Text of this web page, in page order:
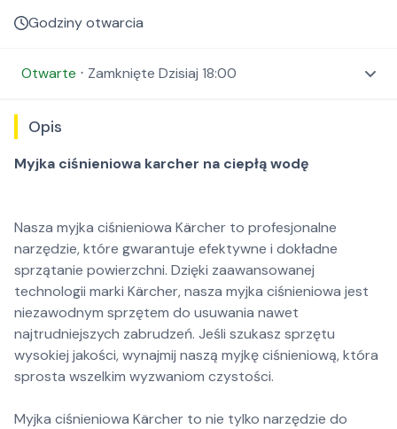
Godziny otwarcia
Otwarte ⋅ Zamknięte Dzisiaj 18:00
Opis
Myjka ciśnieniowa karcher na ciepłą wodę
Nasza myjka ciśnieniowa Kärcher to profesjonalne
narzędzie, które gwarantuje efektywne i dokładne
sprzątanie powierzchni. Dzięki zaawansowanej
technologii marki Kärcher, nasza myjka ciśnieniowa jest
niezawodnym sprzętem do usuwania nawet
najtrudniejszych zabrudzeń. Jeśli szukasz sprzętu
wysokiej jakości, wynajmij naszą myjkę ciśnieniową, która
sprosta wszelkim wyzwaniom czystości.
Myjka ciśnieniowa Kärcher to nie tylko narzędzie do